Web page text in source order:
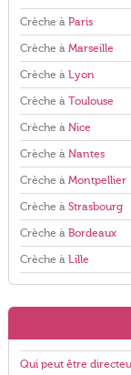
Crèche à Paris
Crèche à Marseille
Crèche à Lyon
Crèche à Toulouse
Crèche à Nice
Crèche à Nantes
Crèche à Montpellier
Crèche à Strasbourg
Crèche à Bordeaux
Crèche à Lille
Qui peut être